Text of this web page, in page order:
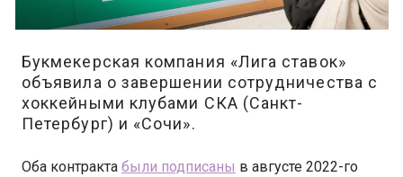
Букмекерская компания «Лига ставок»
объявила о завершении сотрудничества с
хоккейными клубами СКА (Санкт-
Петербург) и «Сочи».
Оба контракта были подписаны в августе 2022-го